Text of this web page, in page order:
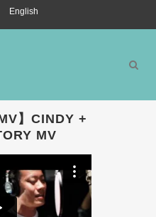
English
】CINDY +
MV